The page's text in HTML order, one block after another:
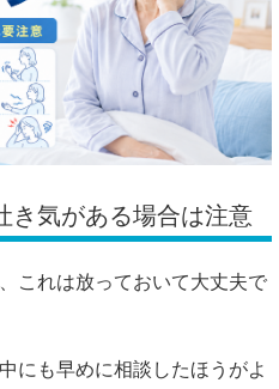
き気がある場合は注意
これは放っておいて大丈夫で
にも早めに相談したほうがよ